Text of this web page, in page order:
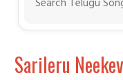
Sarileru